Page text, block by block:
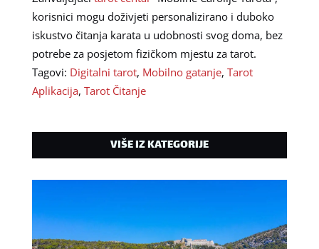
korisnici mogu doživjeti personalizirano i duboko
iskustvo čitanja karata u udobnosti svog doma, bez
potrebe za posjetom fizičkom mjestu za tarot.
Tagovi: Digitalni tarot, Mobilno gatanje, Tarot
Aplikacija, Tarot Čitanje
VIŠE IZ KATEGORIJE